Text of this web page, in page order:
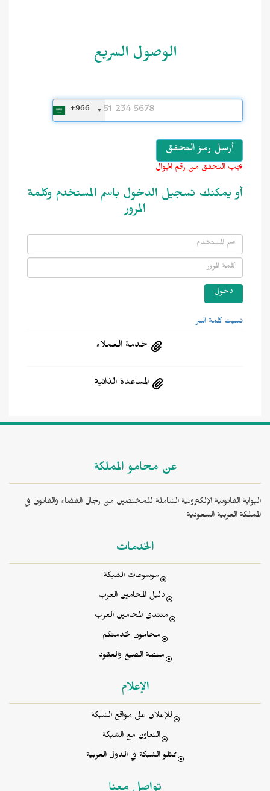
الوصول السريع
+966
يجب التحقق من رقم الجوال
أو يمكنك تسجيل الدخول باسم المستخدم وكلمة
المرور
نسيت كلمة السر
خدمة العملاء
المساعدة الذاتية
عن محامو المملكة
البوابة القانونية الإلكترونية الشاملة للمختصين من رجال القضاء والقانون في
المملكة العربية السعودية
الخدمات
موسوعات الشبكة
دليل المحامين العرب
منتدى المحامين العرب
محامون لخدمتكم
منصة الصيغ والعقود
الإعلام
للإعلان على مواقع الشبكة
التعاون مع الشبكة
ممثلو الشبكة في الدول العربية